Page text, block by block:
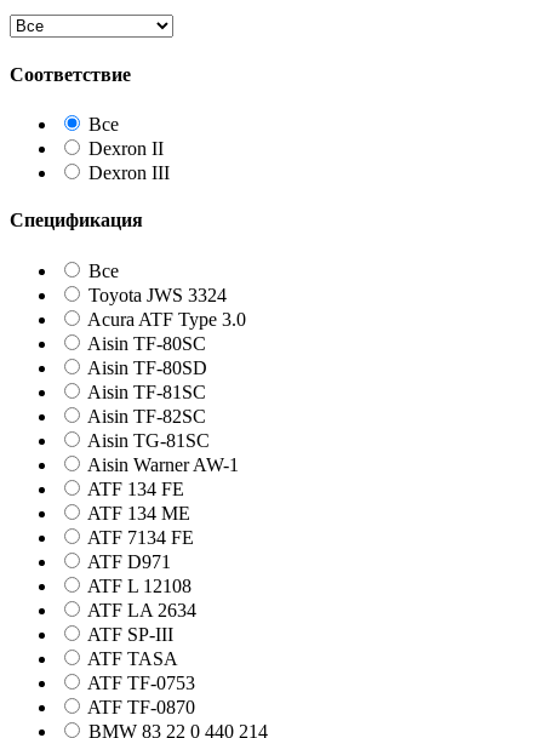
Соответствие
Все
Dexron II
Dexron III
Спецификация
Все
Toyota JWS 3324
Acura ATF Type 3.0
Aisin TF-80SC
Aisin TF-80SD
Aisin TF-81SC
Aisin TF-82SC
Aisin TG-81SC
Aisin Warner AW-1
ATF 134 FE
ATF 134 ME
ATF 7134 FE
ATF D971
ATF L 12108
ATF LA 2634
ATF SP-III
ATF TASA
ATF TF-0753
ATF TF-0870
BMW 83 22 0 440 214